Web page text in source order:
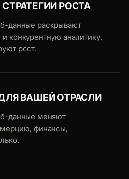
РОСТА
данные раскрывают
конкурентную аналитику,
рост.
ВАШЕЙ ОТРАСЛИ
данные меняют
финансы,